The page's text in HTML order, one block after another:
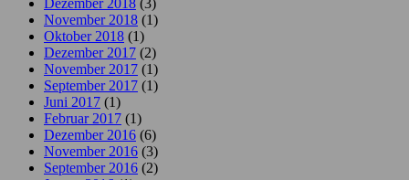
Dezember 2018 (3)
November 2018 (1)
Oktober 2018 (1)
Dezember 2017 (2)
November 2017 (1)
September 2017 (1)
Juni 2017 (1)
Februar 2017 (1)
Dezember 2016 (6)
November 2016 (3)
September 2016 (2)